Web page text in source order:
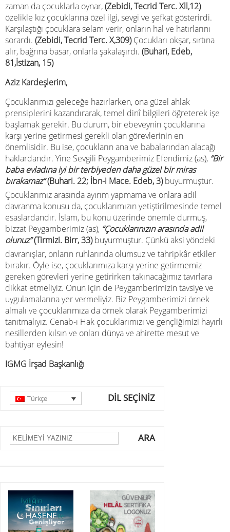
zaman da çocuklarla oynar,(Zebidi, Tecrid Terc. Xll,12)
özelikle kız çocuklarına özel ilgi, sevgi ve şefkat gösterirdi.
Karşılaştığı çocuklara selam verir, onların hal ve hatırlarını
sorardı. (Zebidi, Tecrid Terc. X,309)Çocukları okşar, sırtına
alır, bağrına basar, onlarla şakalaşırdı. (Buhari, Edeb,
81,İstizan, 15)
Aziz Kardeşlerim,
Çocuklarımızı geleceğe hazırlarken, ona güzel ahlak
prensiplerini kazandırarak, temel dinî bilgileri öğreterek işe
başlamak gerekir. Bu durum, bir ebeveynin çocuklarına
karşı yerine getirmesi gerekli olan görevlerinin en
önemlisidir. Bu ise, çocukların ana ve babalarından alacağı
haklardandır. Yine Sevgili Peygamberimiz Efendimiz (as), “Bir
baba evladına iyi bir terbiyeden daha güzel bir miras
bırakamaz”(Buhari. 22; İbn-i Mace. Edeb, 3)buyurmuştur.
Çocuklarımız arasında ayırım yapmama ve onlara adil
davranma konusu da, çocuklarımızın yetiştirilmesinde temel
esaslardandır. İslam, bu konu üzerinde önemle durmuş,
bizzat Peygamberimiz (as), “Çocuklarınızın arasında adil
olunuz”(Tirmizi. Birr, 33)buyurmuştur. Çünkü aksi yöndeki
davranışlar, onların ruhlarında olumsuz ve tahripkâr etkiler
bırakır. Öyle ise, çocuklarımıza karşı yerine getirmemiz
gereken görevleri yerine getirirken takınacağımız tavırlara
dikkat etmeliyiz. Onun için de Peygamberimizin tavsiye ve
uygulamalarına yer vermeliyiz. Biz Peygamberimizi örnek
almalı ve çocuklarımıza da örnek olarak Peygamberimizi
tanıtmalıyız. Cenab-ı Hak çocuklarımızı ve gençliğimizi hayırlı
nesillerden kılsın ve onları dünya ve ahirette mesut ve
bahtiyar eylesin!
IGMG İrşad Başkanlığı
DİL SEÇİNİZ
Türkçe
ARA